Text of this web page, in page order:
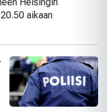
aikaan